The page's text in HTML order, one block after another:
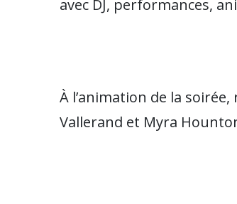
avec DJ, performances,
À l’animation de la
Vallerand et Myra